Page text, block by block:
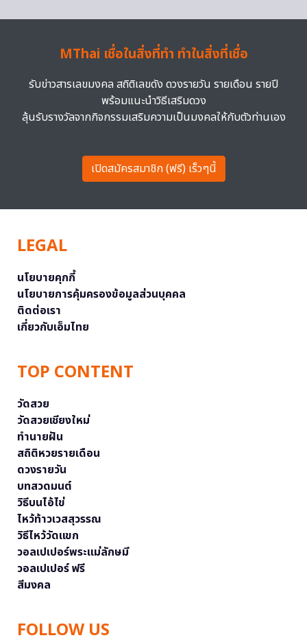
MThai เชื่อในสิ่งที่ทำ ทำในสิ่งที่เชื่อ
รับข่าวสารเลขมงคล สถิติเลขดัง ดวงรายวัน รายเดือน รายปี
พร้อมแนะนำวิธีเสริมดวง
ลุ้นรับรางวัลจากกิจกรรมเสริมความเป็นมงคลให้กับตัวท่านเอง
เปิดสมัครสมาชิก (ฟรี) เร็วๆนี้
LEGAL
นโยบายคุกกี้
นโยบายการคุ้มครองข้อมูลส่วนบุคคล
ติดต่อเรา
เกี่ยวกับเอ็มไทย
TOP CONTENT
วัดสวย
วัดสวยเชียงใหม่
ทำนายฝัน
สถิติหวยรายเดือน
ดวงรายวัน
บทสวดมนต์
วิธีบนไอ้ไข่
ไหว้ท้าวเวสสุวรรณ
วิธีไหว้วัดแขก
วอลเปเปอร์พระแม่ลักษมี
วอลเปเปอร์ ฟรี
สีมงคล
FOLLOW US